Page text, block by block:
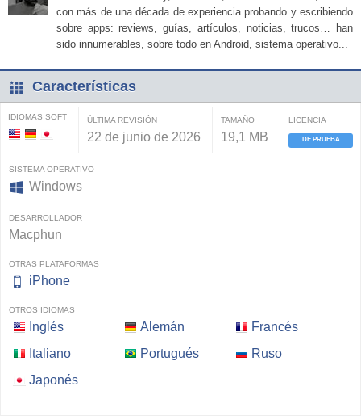
con más de una década de experiencia probando y escribiendo
sobre apps: reviews, guías, artículos, noticias, trucos… han
sido innumerables, sobre todo en Android, sistema operativo...
Características
IDIOMAS SOFT ÚLTIMA REVISIÓN
22 de junio de 2026
TAMAÑO
19,1 MB
LICENCIA
DE PRUEBA
SISTEMA OPERATIVO
Windows
DESARROLLADOR
Macphun
OTRAS PLATAFORMAS
iPhone
OTROS IDIOMAS
Inglés Alemán
Francés
Italiano
Portugués
Ruso
Japonés